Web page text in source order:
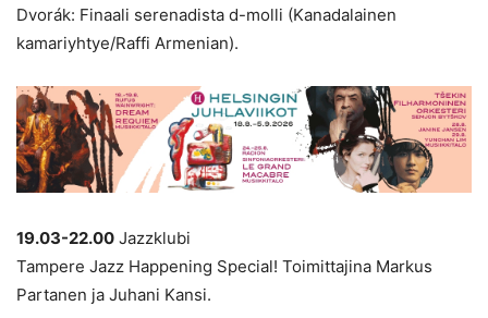
Dvorák: Finaali serenadista d-molli (Kanadalainen
kamariyhtye/Raffi Armenian).
19.03-22.00 Jazzklubi
Tampere Jazz Happening Special! Toimittajina Markus
Partanen ja Juhani Kansi.